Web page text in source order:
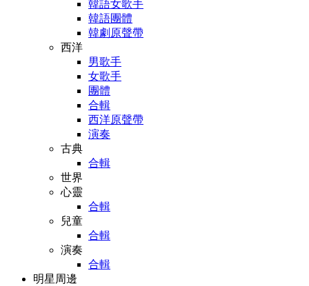
韓語女歌手
韓語團體
韓劇原聲帶
西洋
男歌手
女歌手
團體
合輯
西洋原聲帶
演奏
古典
合輯
世界
心靈
合輯
兒童
合輯
演奏
合輯
明星周邊